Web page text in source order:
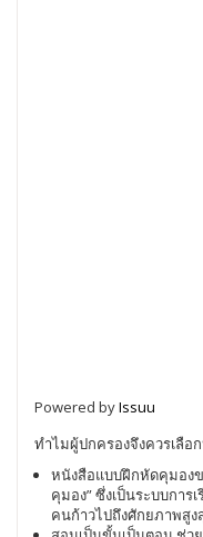
Powered byIssuu
ทำไมผู้ปกครองจึงควรเลือ
หนังสือแบบฝึกหัดคุมองข
คุมอง” ซึ่งเป็นระบบการ
คนก้าวไปถึงศักยภาพสูง